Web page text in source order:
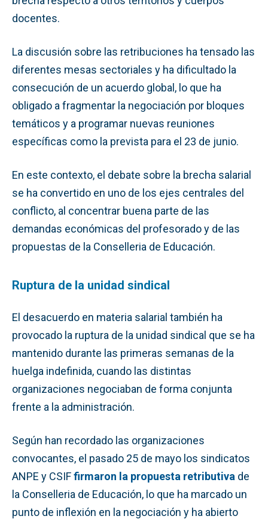
docentes.
La discusión sobre las retribuciones ha tensado las
diferentes mesas sectoriales y ha dificultado la
consecución de un acuerdo global, lo que ha
obligado a fragmentar la negociación por bloques
temáticos y a programar nuevas reuniones
específicas como la prevista para el 23 de junio.
En este contexto, el debate sobre la brecha salarial
se ha convertido en uno de los ejes centrales del
conflicto, al concentrar buena parte de las
demandas económicas del profesorado y de las
propuestas de la Conselleria de Educación.
Ruptura de la unidad sindical
El desacuerdo en materia salarial también ha
provocado la ruptura de la unidad sindical que se ha
mantenido durante las primeras semanas de la
huelga indefinida, cuando las distintas
organizaciones negociaban de forma conjunta
frente a la administración.
Según han recordado las organizaciones
convocantes, el pasado 25 de mayo los sindicatos
ANPE y CSIFfirmaron la propuesta retributiva de
la Conselleria de Educación, lo que ha marcado un
punto de inflexión en la negociación y ha abierto